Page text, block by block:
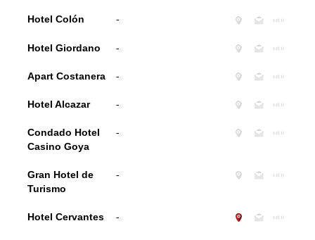
Hotel Colón -
Hotel Giordano -
Apart Costanera -
Hotel Alcazar -
Condado Hotel
Casino Goya
-
Gran Hotel de
Turismo
-
Hotel Cervantes -